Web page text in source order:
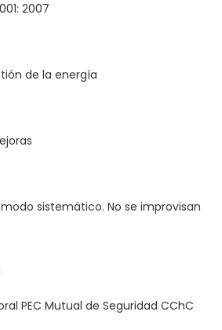
2007
de la energía
sistemático. No se improvisan
PEC Mutual de Seguridad CChC